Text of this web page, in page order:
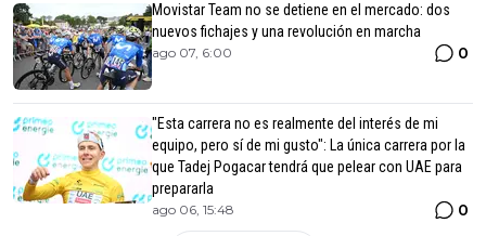
Movistar Team no se detiene en el mercado: dos
nuevos fichajes y una revolución en marcha
ago 07, 6:00 0
"Esta carrera no es realmente del interés de mi
equipo, pero sí de mi gusto": La única carrera por la
que Tadej Pogacar tendrá que pelear con UAE para
prepararla
ago 06, 15:48 0